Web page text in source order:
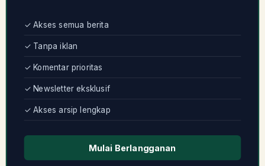
✓Akses semua berita
✓ Tanpa iklan
✓Komentar prioritas
✓Newsletter eksklusif
✓Akses arsip lengkap
Mulai Berlangganan